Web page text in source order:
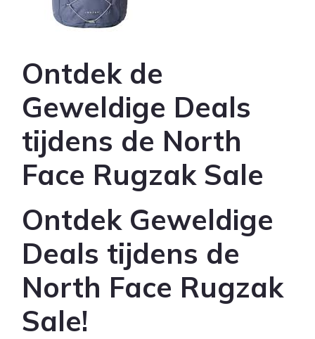
Ontdek de
Geweldige Deals
tijdens de North
Face Rugzak Sale
Ontdek Geweldige
Deals tijdens de
North Face Rugzak
Sale!